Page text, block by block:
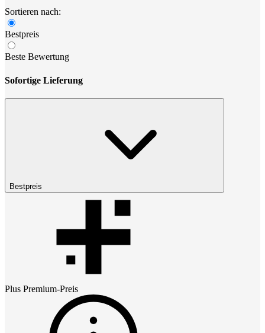
Sortieren nach:
Bestpreis
Beste Bewertung
Sofortige Lieferung
Bestpreis
Plus Premium-Preis